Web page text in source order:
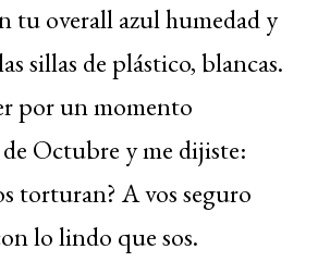
tu overall azul humedad y
sillas de plástico, blancas.
por un momento
Octubre y me dijiste:
torturan? A vos seguro
lo lindo que sos.